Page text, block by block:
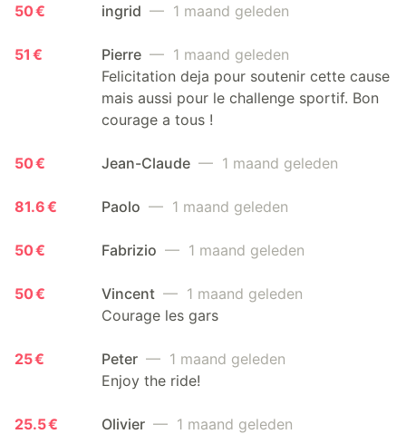
50 € ingrid — 1 maand geleden
51 € Pierre — 1 maand geleden
Felicitation deja pour soutenir cette cause
mais aussi pour le challenge sportif. Bon
courage a tous !
50 € Jean-Claude — 1 maand geleden
81.6 € Paolo — 1 maand geleden
50 € Fabrizio — 1 maand geleden
50 € Vincent — 1 maand geleden
Courage les gars
25 € Peter — 1 maand geleden
Enjoy the ride!
25.5 € Olivier — 1 maand geleden